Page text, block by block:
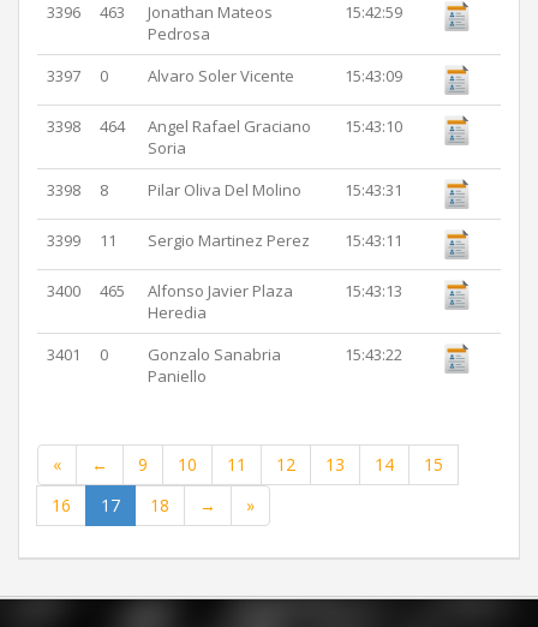
3396 463
Jonathan Mateos
Pedrosa
15:42:59
3397 0 Alvaro Soler Vicente 15:43:09
3398 464
Angel Rafael Graciano
Soria
15:43:10
3398 8 Pilar Oliva Del Molino 15:43:31
3399 11 Sergio Martinez Perez 15:43:11
3400 465
Alfonso Javier Plaza
Heredia
15:43:13
3401 0
Gonzalo Sanabria
Paniello
15:43:22
« ← 9 10 11 12 13 14
15
16
17 18 → »